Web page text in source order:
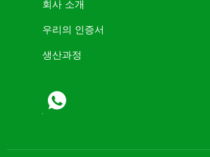
회사 소개
우리의 인증서
생산과정